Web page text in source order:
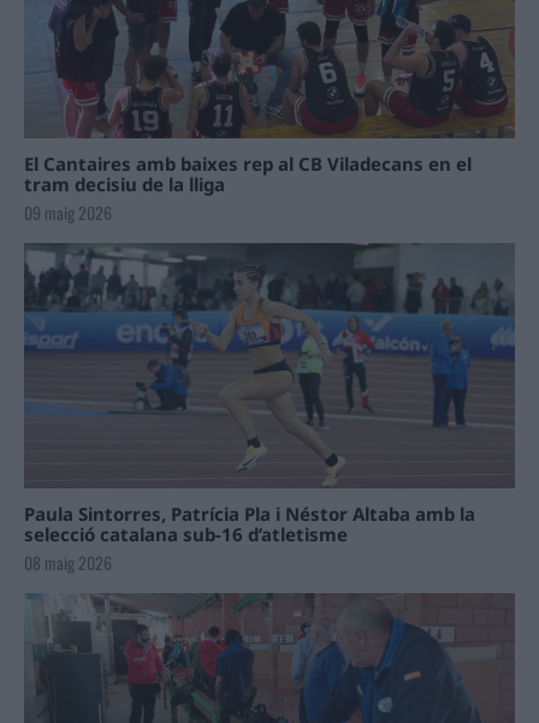
El Cantaires amb baixes rep al CB Viladecans en el
tram decisiu de la lliga
09 maig 2026
Paula Sintorres, Patrícia Pla i Néstor Altaba amb la
selecció catalana sub-16 d’atletisme
08 maig 2026